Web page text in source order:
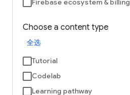
Firebase ecosystem & billing
Choose a content type
全选
Tutorial
Codelab
Learning pathway